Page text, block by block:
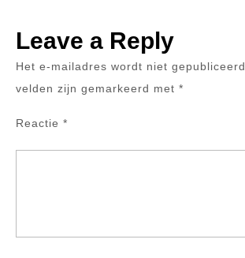
Leave a Reply
Het e-mailadres wordt niet gepubliceerd.
velden zijn gemarkeerd met *
Reactie *